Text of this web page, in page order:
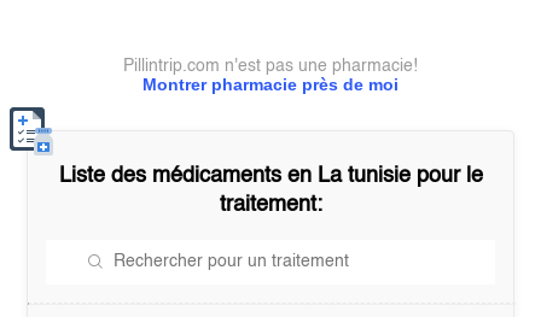
Montrer pharmacie près de moi
Pillintrip.com n'est pas une pharmacie!
Liste des médicaments en La tunisiepour le
traitement: